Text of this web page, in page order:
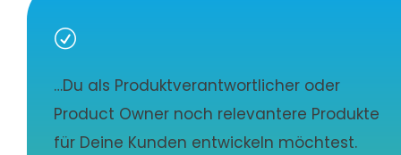
R
…Du als Produktverantwortlicher oder
Product Owner noch relevantere Produkte
für Deine Kunden entwickeln möchtest.